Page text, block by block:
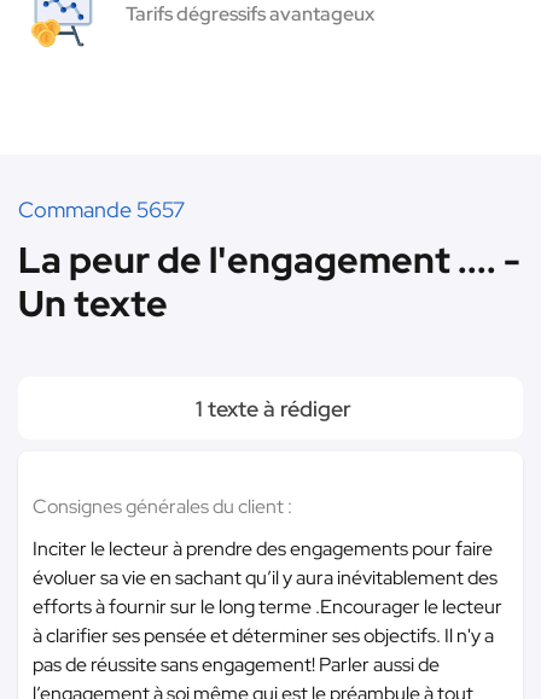
Tarifs dégressifs avantageux
Commande 5657
La peur de l'engagement .... -
Un texte
1 texte à rédiger
Consignes générales du client :
Inciter le lecteur à prendre des engagements pour faire
évoluer sa vie en sachant qu’il y aura inévitablement des
efforts à fournir sur le long terme .Encourager le lecteur
à clarifier ses pensée et déterminer ses objectifs. Il n'y a
pas de réussite sans engagement! Parler aussi de
l’engagement à soi même qui est le préambule à tout